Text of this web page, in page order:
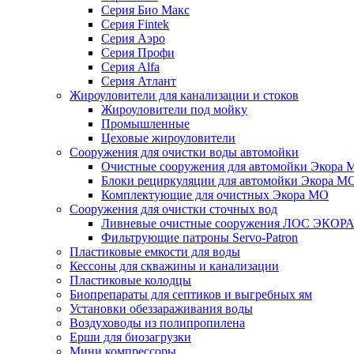
Серия Био Макс
Серия Fintek
Серия Аэро
Серия Профи
Серия Alfa
Серия Атлант
Жироуловители для канализации и стоков
Жироуловители под мойку
Промышленные
Цеховые жироуловители
Сооружения для очистки воды автомойки
Очистные сооружения для автомойки Экора
Блоки рециркуляции для автомойки Экора
Комплектующие для очистных Экора МО
Сооружения для очистки сточных вод
Ливневые очистные сооружения ЛОС ЭКОРА
Фильтрующие патроны Servo-Patron
Пластиковые емкости для воды
Кессоны для скважины и канализации
Пластиковые колодцы
Биопрепараты для септиков и выгребных ям
Установки обеззараживания воды
Воздуховоды из полипропилена
Ерши для биозагрузки
Мини компрессоры